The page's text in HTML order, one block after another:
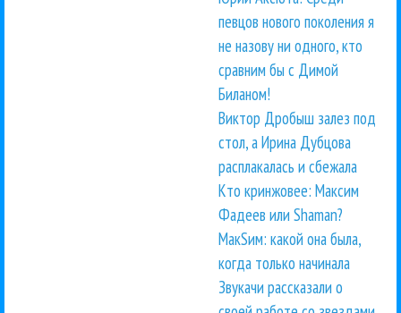
певцов нового поколения я
не назову ни одного, кто
сравним бы с Димой
Биланом!
Виктор Дробыш залез под
стол, а Ирина Дубцова
расплакалась и сбежала
Кто кринжовее: Максим
Фадеев или Shaman?
МакSим: какой она была,
когда только начинала
Звукачи рассказали о